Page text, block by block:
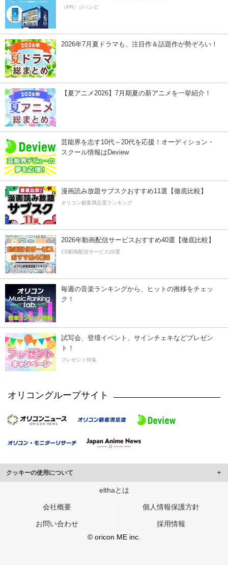
（PR）ジハンピ
2026年7月夏ドラマも、注目作＆話題作が勢ぞろい！
【夏アニメ2026】7月期夏の新アニメを一挙紹介！
芸能界を志す10代～20代を応援！オーディション・
スクール情報はDeview
漫画読み放題サブスクおすすめ11選【徹底比較】
オリコン顧客満足度ランキング
2026年動画配信サービスおすすめ40選【徹底比較】
CS動画配信サービス20選
毎週の音楽ランキングから、ヒットの推移をチェッ
ク！
試写会、登壇イベント、サインチェキなどプレゼン
ト！
プレゼント特集
オリコングループサイト
クッキーの使用について
このサイトでは Cookie を使用して、ユーザーに合わせたコンテンツや広告の
行っています。
メディアや広告配信、データ解析の各パートナーに提供しています。
各パートナーは、この情報とユーザーが各パートナーに提供した他の情報や、
ユーザーが各パートナーのサービスを使用したときに収集した他の情報を組み
elthaとは
会社概要 個人情報保護方針
お問い合わせ
採用情報
© oricon ME inc.